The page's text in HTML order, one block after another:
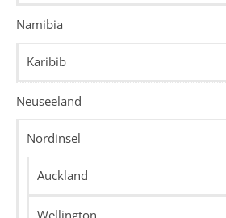
Namibia
Karibib
Neuseeland
Nordinsel
Auckland